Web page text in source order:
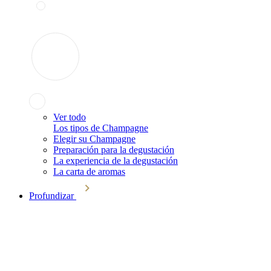
Ver todo
Los tipos de Champagne
Elegir su Champagne
Preparación para la degustación
La experiencia de la degustación
La carta de aromas
Profundizar